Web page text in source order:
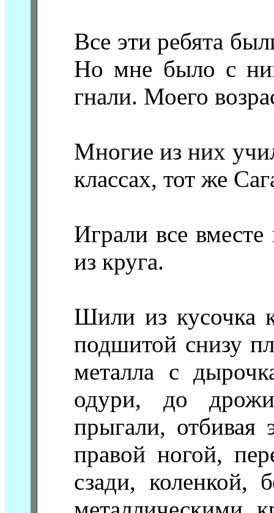
Все эти ребята
Но мне было с
гнали. Моего
Многие из них
классах, тот же
Играли все
из круга.
Шили из кусочка
подшитой снизу
металла с
одури, до
прыгали, отбивая
правой ногой,
сзади, коленкой,